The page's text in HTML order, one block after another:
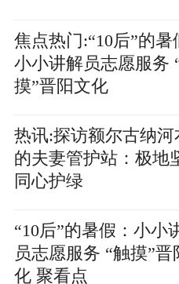
焦点热门:“10后”的暑
小小讲解员志愿服务
摸”晋阳文化
热讯:探访额尔古纳河
的夫妻管护站：极地
同心护绿
“10后”的暑假：小小
员志愿服务 “触摸”晋
化 聚看点